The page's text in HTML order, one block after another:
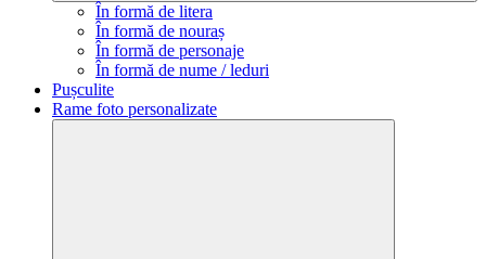
În formă de litera
În formă de nouraș
În formă de personaje
În formă de nume / leduri
Pușculite
Rame foto personalizate